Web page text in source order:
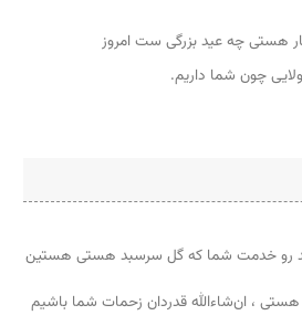
هستی چه عید بزرگی ست امروز
چون شما داریم.
عید رو خدمت شما که گل سرسبد هستی هستین
، ان‌شاءالله قدردان زحمات شما باشیم